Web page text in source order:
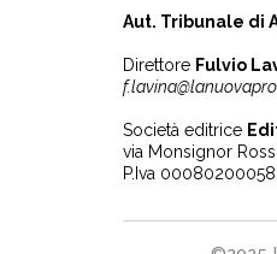
Aut. Tribunale di
Direttore Fulvio
Società editrice
via Monsignor
P.Iva 00080200058